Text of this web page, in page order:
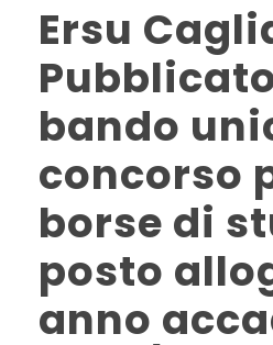
Ersu
bando
concorso
borse di
posto
anno